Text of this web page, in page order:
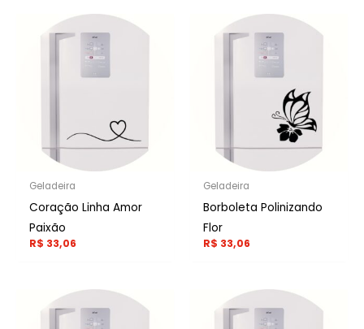
Geladeira
Coração Linha Amor
Paixão
R$ 33,06
Geladeira
Borboleta Polinizando
Flor
R$ 33,06